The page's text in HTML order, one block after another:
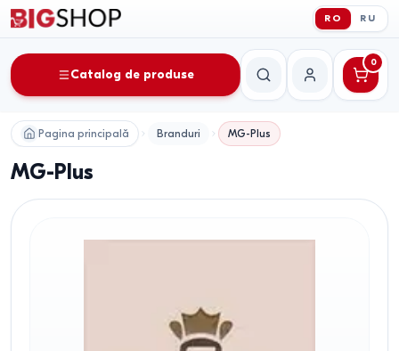
RO RU
Catalog de produse
CăutareContul meu
0
Pagina principală Branduri MG-Plus
MG-Plus